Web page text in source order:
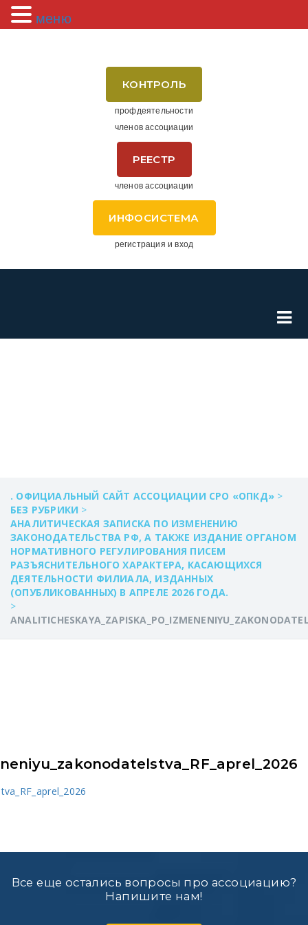
КОНТРОЛЬ
профдеятельности
членов ассоциации
РЕЕСТР
членов ассоциации
ИНФОСИСТЕМА
регистрация и вход
. ОФИЦИАЛЬНЫЙ САЙТ АССОЦИАЦИИ СРО «ОПКД» >
БЕЗ РУБРИКИ >
АНАЛИТИЧЕСКАЯ ЗАПИСКА ПО ИЗМЕНЕНИЮ
ЗАКОНОДАТЕЛЬСТВА РФ, А ТАКЖЕ ИЗДАНИЕ ОРГАНОМ
НОРМАТИВНОГО РЕГУЛИРОВАНИЯ ПИСЕМ
РАЗЪЯСНИТЕЛЬНОГО ХАРАКТЕРА, КАСАЮЩИХСЯ
ДЕЯТЕЛЬНОСТИ ФИЛИАЛА, ИЗДАННЫХ
(ОПУБЛИКОВАННЫХ) В АПРЕЛЕ 2026 ГОДА.
>
Все еще остались вопросы про ассоциацию?
Напишите нам!
меню